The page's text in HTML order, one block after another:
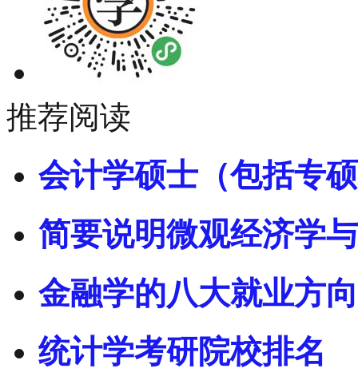
推荐阅读
会计学硕士（包括专
简要说明微观经济学
金融学的八大就业方
统计学考研院校排名